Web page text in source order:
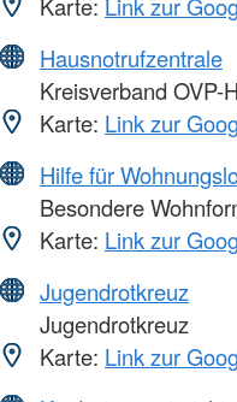
Hausnotrufzentrale
Kreisverband OVP-
Karte: Link zur
Hilfe für
Besondere
Karte: Link zur
Jugendrotkreuz
Jugendrotkreuz
Karte: Link zur